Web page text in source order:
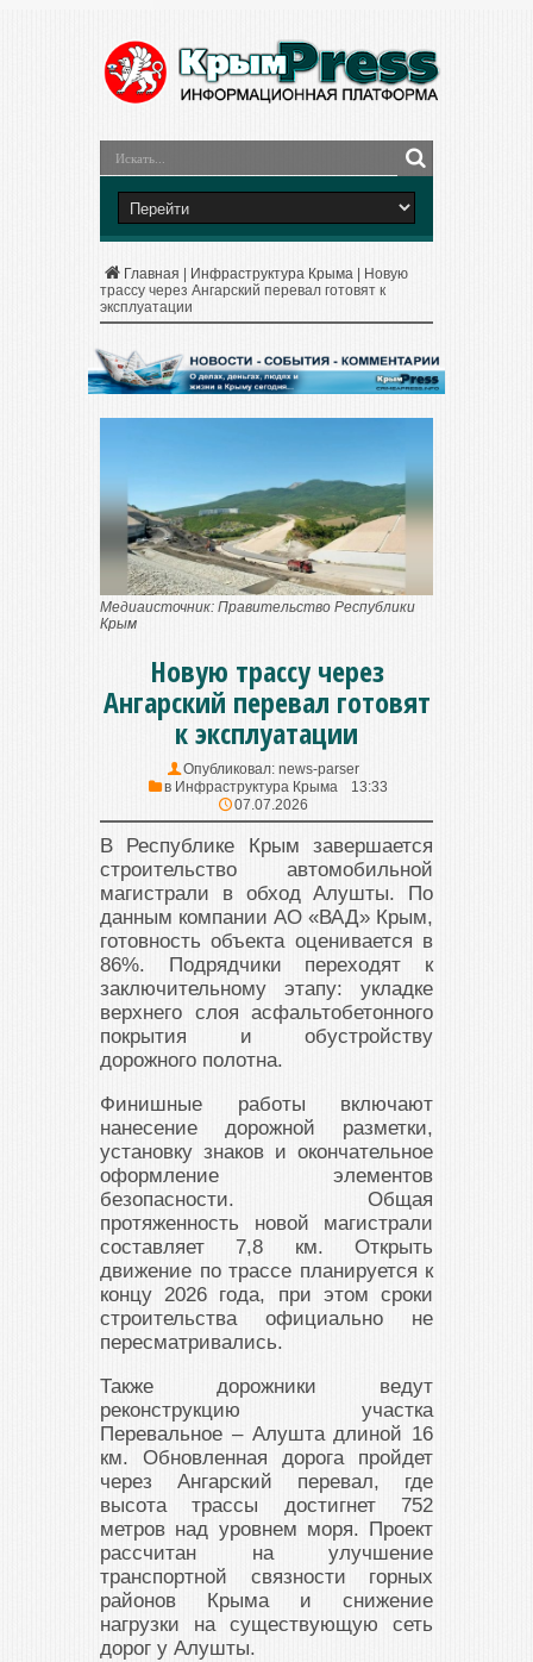
Главная Инфраструктура Крыма
Новую
трассу через Ангарский перевал готовят к
эксплуатации
Медиaисточник: Правительство Республики
Крым
Новую трассу через
Ангарский перевал готовят
к эксплуатации
Опубликовал: news-parser
в Инфраструктура Крыма
13:33
07.07.2026
В Республике Крым завершается
строительство автомобильной
магистрали в обход Алушты. По
данным компании АО «ВАД» Крым,
готовность объекта оценивается в
86%. Подрядчики переходят к
заключительному этапу: укладке
верхнего слоя асфальтобетонного
покрытия и обустройству
дорожного полотна.
Финишные работы включают
нанесение дорожной разметки,
установку знаков и окончательное
оформление элементов
безопасности. Общая
протяженность новой магистрали
составляет 7,8 км. Открыть
движение по трассе планируется к
концу 2026 года, при этом сроки
строительства официально не
пересматривались.
Также дорожники ведут
реконструкцию участка
Перевальное – Алушта длиной 16
км. Обновленная дорога пройдет
через Ангарский перевал, где
высота трассы достигнет 752
метров над уровнем моря. Проект
рассчитан на улучшение
транспортной связности горных
районов Крыма и снижение
нагрузки на существующую сеть
дорог у Алушты.